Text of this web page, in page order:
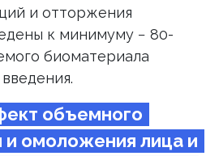
и отторжения
к минимуму − 80-
биоматериала
объемного
омоложения лица и